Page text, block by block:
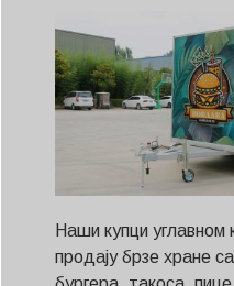
Наши купци углавном
продају брзе хране